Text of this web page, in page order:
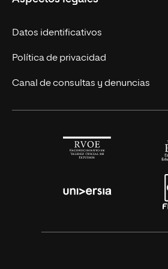
Títulos Americanos
Alianza Newman
Nuestros alumnos
Únete a nosotros
Actualidad
Solicita información
Datos identificativos
Política de privacidad
Canal de consultas y denuncias